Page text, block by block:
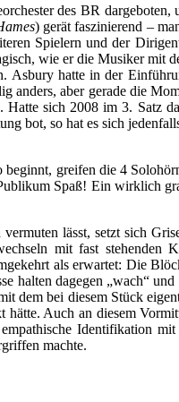
des BR
) gerät faszinierend –
Spielern und der
wie er die Musiker mit
Asbury hatte in der
anders, aber gerade die
sich 2008 im 3. Satz
bot, so hat es sich
greifen die 4
Spaß! Ein wirklich
lässt, setzt sich
mit fast stehenden
als erwartet: Die
halten dagegen „wach“
dem bei diesem Stück
Auch an diesem
Identifikation
machte.